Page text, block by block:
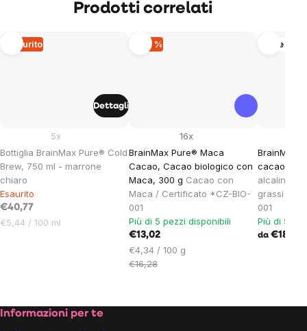
Prodotti correlati
Esaurito
Bottiglia BrainMax Pure® Cold
Brew, 750 ml - marrone
chiaro
5x
Esaurito
€40,77
Prezzo
€5,44 / 100 ml
Dettagli
–20 %
BrainMax Pure® Maca
Cacao, Cacao biologico con
Maca, 300 g Cacao con
Maca / Certificato *CZ-BIO-
001
16x
Più di 5 pezzi disponibili
€13,02
Prezzo
unitario:
€4,34 / 100 g
€16,28
Altre
BrainMax
cacao, BIO
grassi /
001
Più di 5
da €18,32
Footer
Informazioni per te